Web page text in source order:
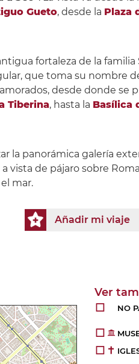
Gueto, desde la Plaza
fortaleza de la familia
que toma su nombre
desde donde se
Tiberina, hasta la Basílica
la panorámica galería
vista de pájaro sobre
mar.
Añadir mi viaje
NO